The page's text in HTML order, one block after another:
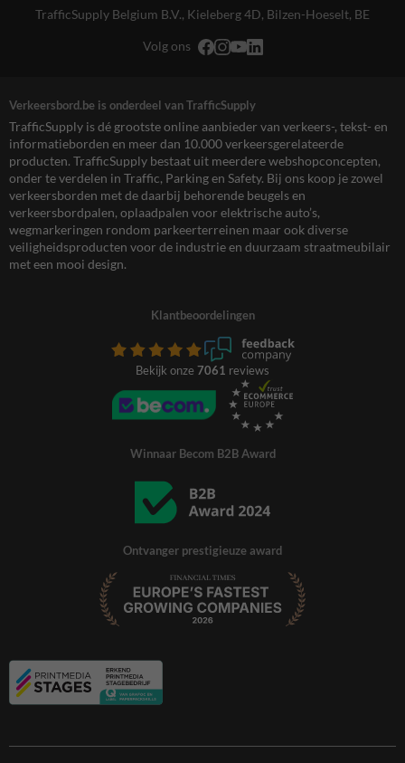
TrafficSupply Belgium B.V., Kieleberg 4D, Bilzen-Hoeselt, BE
Volg ons
Verkeersbord.be is onderdeel van TrafficSupply
TrafficSupply is dé grootste online aanbieder van verkeers-, tekst- en
informatieborden en meer dan 10.000 verkeersgerelateerde
producten. TrafficSupply bestaat uit meerdere webshopconcepten,
onder te verdelen in Traffic, Parking en Safety. Bij ons koop je zowel
verkeersborden met de daarbij behorende beugels en
verkeersbordpalen, oplaadpalen voor elektrische auto’s,
wegmarkeringen rondom parkeerterreinen maar ook diverse
veiligheidsproducten voor de industrie en duurzaam straatmeubilair
met een mooi design.
Klantbeoordelingen
Bekijk onze 7061 reviews
Winnaar Becom B2B Award
Ontvanger prestigieuze award